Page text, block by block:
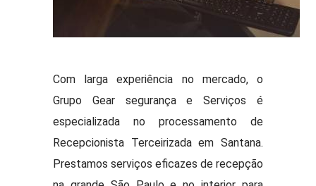
Com larga experiência no mercado, o
Grupo Gear segurança e Serviços é
especializada no processamento de
Recepcionista Terceirizada em Santana.
Prestamos serviços eficazes de recepção